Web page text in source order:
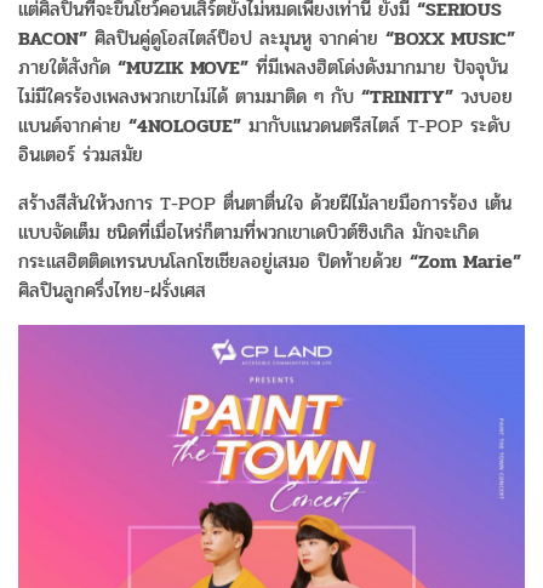
แต่ศิลปินที่จะขึ้นโชว์คอนเสิร์ตยังไม่หมดเพียงเท่านี้ ยังมี “SERIOUS
BACON” ศิลปินคู่ดูโอสไตล์ป็อป ละมุนหู จากค่าย “BOXX MUSIC”
ภายใต้สังกัด “MUZIK MOVE” ที่มีเพลงฮิตโด่งดังมากมาย ปัจจุบัน
ไม่มีใครร้องเพลงพวกเขาไม่ได้ ตามมาติด ๆ กับ “TRINITY” วงบอย
แบนด์จากค่าย “4NOLOGUE” มากับแนวดนตรีสไตล์ T-POP ระดับ
อินเตอร์ ร่วมสมัย
สร้างสีสันให้วงการ T-POP ตื่นตาตื่นใจ ด้วยฝีไม้ลายมือการร้อง เต้น
แบบจัดเต็ม ชนิดที่เมื่อไหร่ก็ตามที่พวกเขาเดบิวต์ซิงเกิล มักจะเกิด
กระแสฮิตติดเทรนบนโลกโซเชียลอยู่เสมอ ปิดท้ายด้วย “Zom Marie”
ศิลปินลูกครึ่งไทย-ฝรั่งเศส